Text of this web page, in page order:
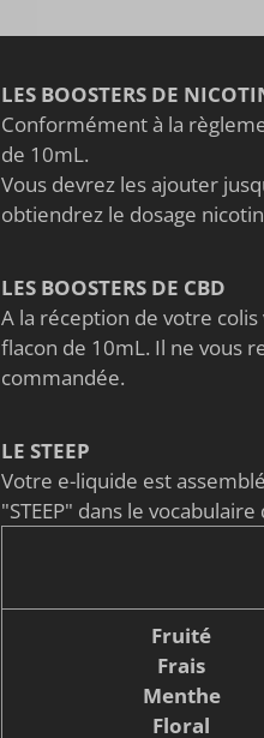
LES BOOSTERS DE
Conformément à la
de 10mL.
Vous devrez les ajouter
obtiendrez le dosage
LES BOOSTERS DE CBD
A la réception de votre
flacon de 10mL. Il ne vous
commandée.
LE STEEP
Votre e-liquide est
"STEEP" dans le
Fruité
Frais
Menthe
Floral